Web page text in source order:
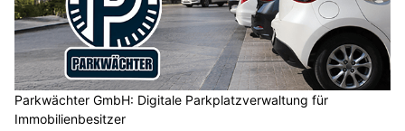
Parkwächter GmbH: Digitale Parkplatzverwaltung für
Immobilienbesitzer